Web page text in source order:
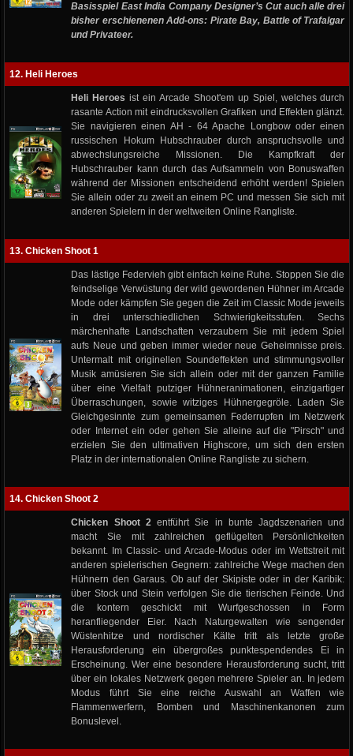
Basisspiel East India Company Designer’s Cut auch alle drei
bisher erschienenen Add-ons: Pirate Bay, Battle of Trafalgar
und Privateer.
12. Heli Heroes
Heli Heroes ist ein Arcade Shoot'em up Spiel, welches durch
rasante Action mit eindrucksvollen Grafiken und Effekten glänzt.
Sie navigieren einen AH - 64 Apache Longbow oder einen
russischen Hokum Hubschrauber durch anspruchsvolle und
abwechslungsreiche Missionen. Die Kampfkraft der
Hubschrauber kann durch das Aufsammeln von Bonuswaffen
während der Missionen entscheidend erhöht werden! Spielen
Sie allein oder zu zweit an einem PC und messen Sie sich mit
anderen Spielern in der weltweiten Online Rangliste.
13. Chicken Shoot 1
Das lästige Federvieh gibt einfach keine Ruhe. Stoppen Sie die
feindselige Verwüstung der wild gewordenen Hühner im Arcade
Mode oder kämpfen Sie gegen die Zeit im Classic Mode jeweils
in drei unterschiedlichen Schwierigkeitsstufen. Sechs
märchenhafte Landschaften verzaubern Sie mit jedem Spiel
aufs Neue und geben immer wieder neue Geheimnisse preis.
Untermalt mit originellen Soundeffekten und stimmungsvoller
Musik amüsieren Sie sich allein oder mit der ganzen Familie
über eine Vielfalt putziger Hühneranimationen, einzigartiger
Überraschungen, sowie witziges Hühnergegröle. Laden Sie
Gleichgesinnte zum gemeinsamen Federrupfen im Netzwerk
oder Internet ein oder gehen Sie alleine auf die "Pirsch" und
erzielen Sie den ultimativen Highscore, um sich den ersten
Platz in der internationalen Online Rangliste zu sichern.
14. Chicken Shoot 2
Chicken Shoot 2entführt Sie in bunte Jagdszenarien und
macht Sie mit zahlreichen geflügelten Persönlichkeiten
bekannt. Im Classic- und Arcade-Modus oder im Wettstreit mit
anderen spielerischen Gegnern: zahlreiche Wege machen den
Hühnern den Garaus. Ob auf der Skipiste oder in der Karibik:
über Stock und Stein verfolgen Sie die tierischen Feinde. Und
die kontern geschickt mit Wurfgeschossen in Form
heranfliegender Eier. Nach Naturgewalten wie sengender
Wüstenhitze und nordischer Kälte tritt als letzte große
Herausforderung ein übergroßes punktespendendes Ei in
Erscheinung. Wer eine besondere Herausforderung sucht, tritt
über ein lokales Netzwerk gegen mehrere Spieler an. In jedem
Modus führt Sie eine reiche Auswahl an Waffen wie
Flammenwerfern, Bomben und Maschinenkanonen zum
Bonuslevel.